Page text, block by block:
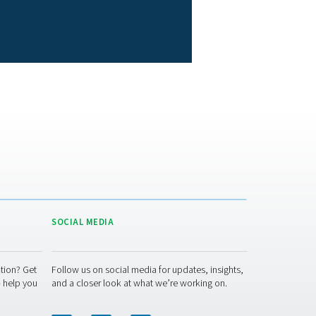
van zuurstof te scheiden. Terwijl het ene vat actief
mogelijk, waardoor het zeer geschikt is voor
extra luchtbehandelingsapparatuur nodig is. In ruil bieden
zijn ze eenvoudiger te schalen, hebben ze minder
is een PSA-systeem waarschijnlijk de betere
zijn, biedt membraantechnologie wellicht de beste